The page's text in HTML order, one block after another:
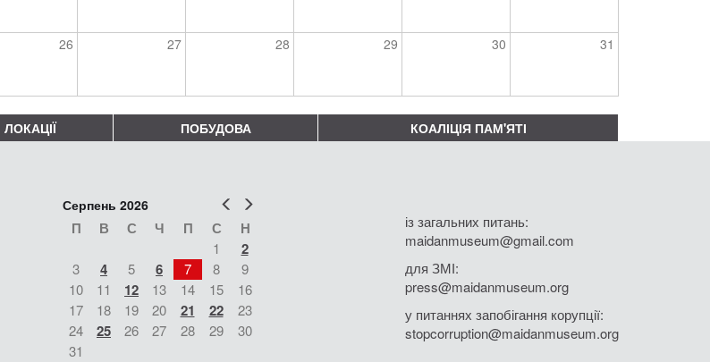
26 27 28 29 30 31
ЛОКАЦІЇ ПОБУДОВА КОАЛІЦІЯ ПАМ'ЯТІ
Попер
Серпень 2026
П В С Ч П С Н
1 2
3 4 5 6 7 8
9
10
11 12 13 14 15
16
17
18 19 20 21 22
23
24
25 26 27 28 29
30
31
із загальних питань:
maidanmuseum@gmail.com
для ЗМІ:
press@maidanmuseum.org
у питаннях запобігання корупції:
stopcorruption@maidanmuseum.org